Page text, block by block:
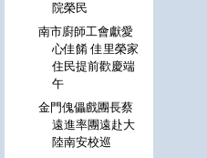
院榮民
南市廚師工會獻愛
心佳餚 佳里榮家
住民提前歡慶端
午
金門傀儡戲團長蔡
遠進率團遠赴大
陸南安校巡